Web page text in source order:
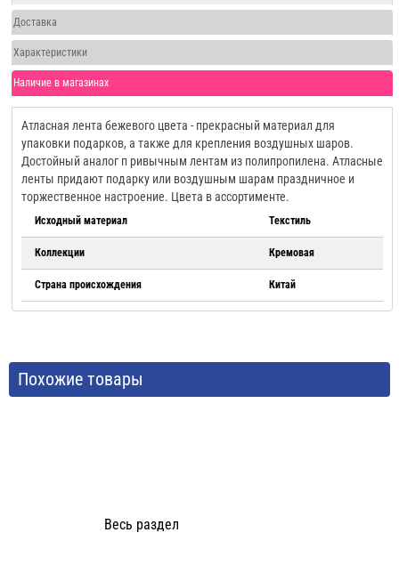
Доставка
Характеристики
Наличие в магазинах
Атласная лента бежевого цвета - прекрасный материал для
упаковки подарков, а также для крепления воздушных шаров.
Достойный аналог п ривычным лентам из полипропилена. Атласные
ленты придают подарку или воздушным шарам праздничное и
торжественное настроение. Цвета в ассортименте.
Исходный материал Текстиль
Коллекции Кремовая
Страна происхождения Китай
Похожие товары
Весь раздел